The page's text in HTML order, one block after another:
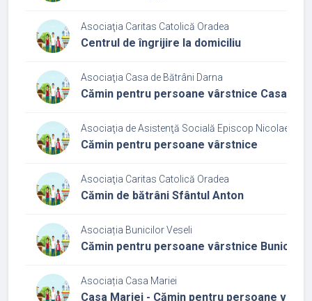
Asociaţia Caritas Catolică Oradea
Centrul de îngrijire la domiciliu
Asociaţia Casa de Bătrâni Darna
Cămin pentru persoane vârstnice Casa de
Asociaţia de Asistenţă Socială Episcop Nicolae
Cămin pentru persoane vârstnice
Asociaţia Caritas Catolică Oradea
Cămin de bătrâni Sfântul Anton
Asociația Bunicilor Veseli
Cămin pentru persoane vârstnice Bunicii
Asociația Casa Mariei
Casa Mariei - Cămin pentru persoane